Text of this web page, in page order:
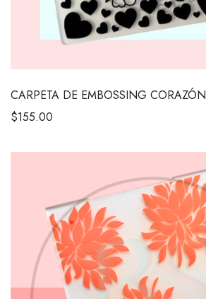
CARPETA DE EMBOSSING CORAZÓN
$155.00